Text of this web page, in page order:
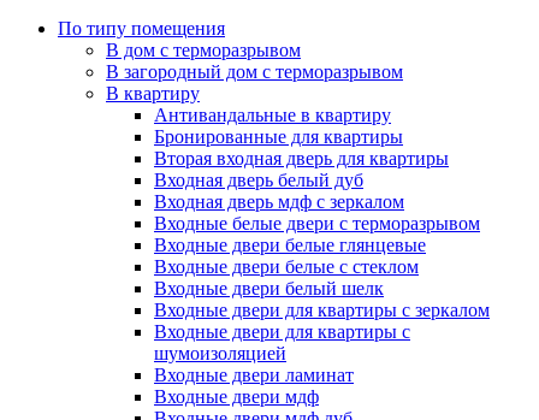
По типу помещения
В дом с терморазрывом
В загородный дом с терморазрывом
В квартиру
Антивандальные в квартиру
Бронированные для квартиры
Вторая входная дверь для квартиры
Входная дверь белый дуб
Входная дверь мдф с зеркалом
Входные белые двери с терморазрывом
Входные двери белые глянцевые
Входные двери белые с стеклом
Входные двери белый шелк
Входные двери для квартиры с зеркалом
Входные двери для квартиры с
шумоизоляцией
Входные двери ламинат
Входные двери мдф